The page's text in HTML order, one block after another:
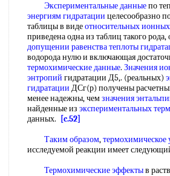
Экспериментальные данныепо
энергиям гидратации целесообразно
таблицы в видеотносительных ионных
приведена одна из таблиц такого рода,
допущении равенства теплоты
водорода нулю и включающая
термохимические данные. Значения
энтропий гидратации Д5,. (реальных)
гидратации ДСг(р) получены
менее надежны, чемзначения
найденные из экспериментальных
данных.
[c.52]
Таким образом,термохимическое
исследуемой реакции имеет
Термохимические эффектыв